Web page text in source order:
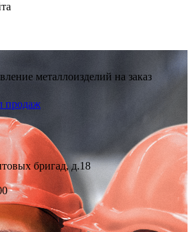
металлоизделий на заказ
продаж
бригад, д.18